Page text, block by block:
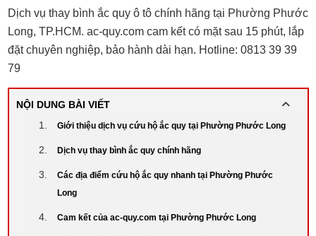
Dịch vụ thay bình ắc quy ô tô chính hãng tại Phường Phước
Long, TP.HCM. ac-quy.com cam kết có mặt sau 15 phút, lắp
đặt chuyên nghiệp, bảo hành dài hạn. Hotline: 0813 39 39
79
NỘI DUNG BÀI VIẾT
Giới thiệu dịch vụ cứu hộ ắc quy tại Phường Phước Long
Dịch vụ thay bình ắc quy chính hãng
Các địa điểm cứu hộ ắc quy nhanh tại Phường Phước
Long
Cam kết của ac-quy.com tại Phường Phước Long